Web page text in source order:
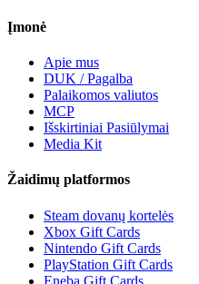
Įmonė
Apie mus
DUK / Pagalba
Palaikomos valiutos
MCP
Išskirtiniai Pasiūlymai
Media Kit
Žaidimų platformos
Steam dovanų kortelės
Xbox Gift Cards
Nintendo Gift Cards
PlayStation Gift Cards
Eneba Gift Cards